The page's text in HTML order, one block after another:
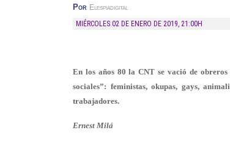
Por Elespiadigital
MIÉRCOLES 02 DE ENERO DE 2019, 21:00H
En los años 80 la CNT se vació de
sociales”: feministas, okupas, gays,
trabajadores.
Ernest Milá